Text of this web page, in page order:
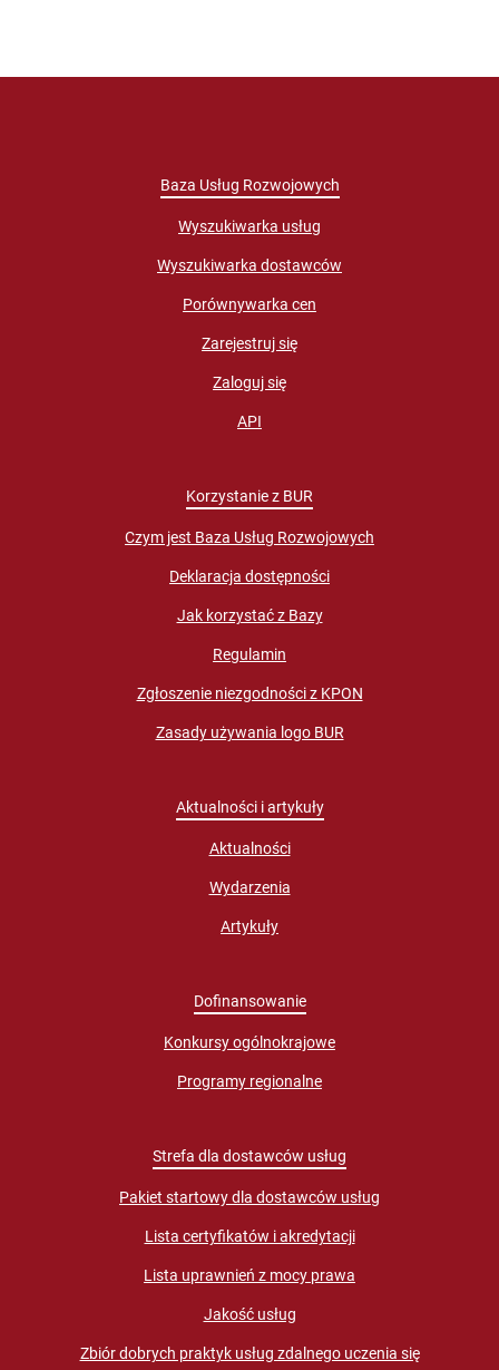
Baza Usług Rozwojowych
Wyszukiwarka usług
Wyszukiwarka dostawców
Porównywarka cen
Zarejestruj się
Zaloguj się
API
Korzystanie z BUR
Czym jest Baza Usług Rozwojowych
Deklaracja dostępności
Jak korzystać z Bazy
Regulamin
Zgłoszenie niezgodności z KPON
Zasady używania logo BUR
Aktualności i artykuły
Aktualności
Wydarzenia
Artykuły
Dofinansowanie
Konkursy ogólnokrajowe
Programy regionalne
Strefa dla dostawców usług
Pakiet startowy dla dostawców usług
Lista certyfikatów i akredytacji
Lista uprawnień z mocy prawa
Jakość usług
Zbiór dobrych praktyk usług zdalnego uczenia się